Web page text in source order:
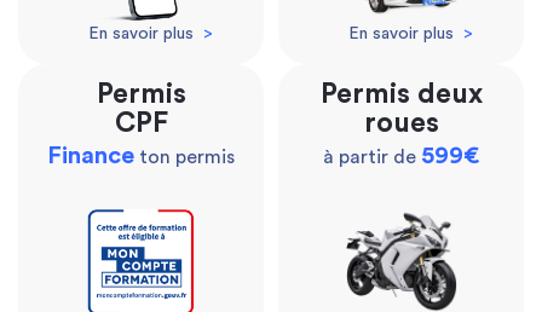
En savoir plus > En savoir plus >
Permis
CPF
Finance ton permis
Permis deux
roues
à partir de 599€